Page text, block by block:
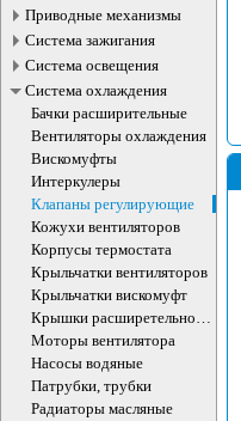
Приводные механизмы
Система зажигания
Система освещения
Система охлаждения
Бачки расширительные
Вентиляторы охлаждения
Вискомуфты
Интеркулеры
Клапаны регулирующие
Кожухи вентиляторов
Корпусы термостата
Крыльчатки вентиляторов
Крыльчатки вискомуфт
Крышки расширетельного
бачка
Моторы вентилятора
Насосы водяные
Патрубки, трубки
Радиаторы масляные